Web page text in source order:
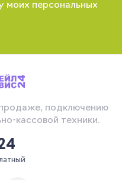
моих персональных
подключению
кассовой техники.